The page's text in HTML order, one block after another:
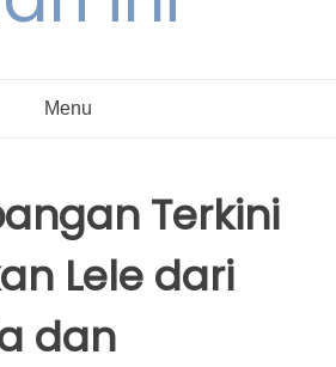
Menu
Terkini
Lele dari
dan